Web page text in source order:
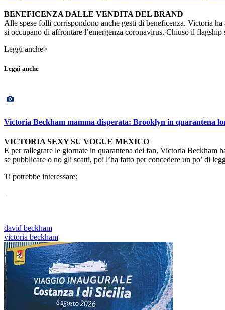
BENEFICENZA DALLE VENDITA DEL BRAND
Alle spese folli corrispondono anche gesti di beneficenza. Victoria
si occupano di affrontare l’emergenza coronavirus. Chiuso il
Leggi anche>
Leggi anche
Victoria Beckham mamma disperata: Brooklyn in quarantena
VICTORIA SEXY SU VOGUE MEXICO
E per rallegrare le giornate in quarantena dei fan, Victoria Beckham
se pubblicare o no gli scatti, poi l’ha fatto per concedere un po’ di
Ti potrebbe interessare:
david beckham
victoria beckham